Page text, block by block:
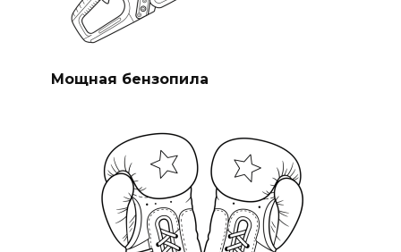
Мощная бензопила